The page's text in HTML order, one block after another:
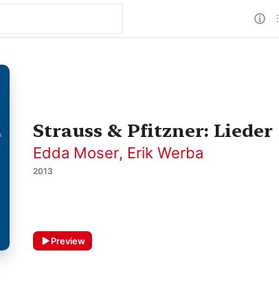
Strauss & Pfitzner: Lieder
Edda Moser, Erik Werba
2013
Preview